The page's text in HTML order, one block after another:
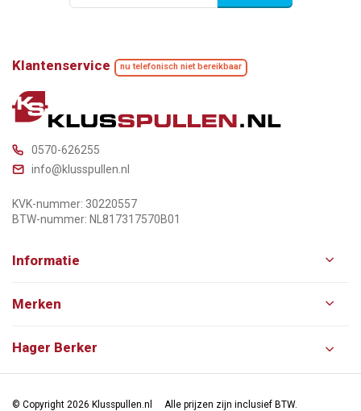
Klantenservice nu telefonisch niet bereikbaar
0570-626255
info@klusspullen.nl
KVK-nummer: 30220557
BTW-nummer: NL817317570B01
Informatie
Merken
Hager Berker
© Copyright 2026 Klusspullen.nl Alle prijzen zijn inclusief BTW.